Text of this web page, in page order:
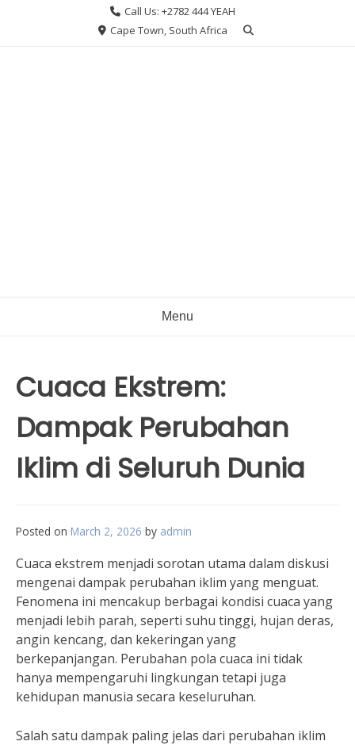
Call Us: +2782 444 YEAH
Cape Town, South Africa
Menu
Cuaca Ekstrem:
Dampak Perubahan
Iklim di Seluruh Dunia
Posted on March 2, 2026 by admin
Cuaca ekstrem menjadi sorotan utama dalam diskusi
mengenai dampak perubahan iklim yang menguat.
Fenomena ini mencakup berbagai kondisi cuaca yang
menjadi lebih parah, seperti suhu tinggi, hujan deras,
angin kencang, dan kekeringan yang
berkepanjangan. Perubahan pola cuaca ini tidak
hanya mempengaruhi lingkungan tetapi juga
kehidupan manusia secara keseluruhan.
Salah satu dampak paling jelas dari perubahan iklim